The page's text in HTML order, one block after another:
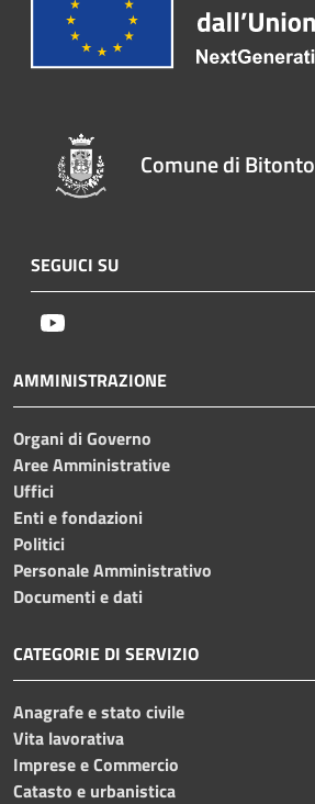
Comune di Bitonto
SEGUICI SU
AMMINISTRAZIONE
Organi di Governo
Aree Amministrative
Uffici
Enti e fondazioni
Politici
Personale Amministrativo
Documenti e dati
CATEGORIE DI SERVIZIO
Anagrafe e stato civile
Vita lavorativa
Imprese e Commercio
Catasto e urbanistica